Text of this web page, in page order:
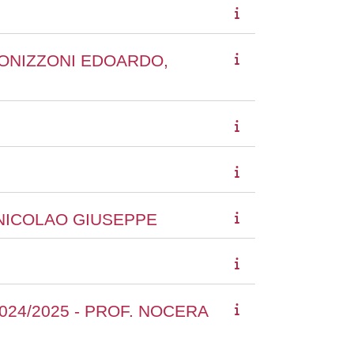
EDOARDO,
GIUSEPPE
2025 - PROF. NOCERA